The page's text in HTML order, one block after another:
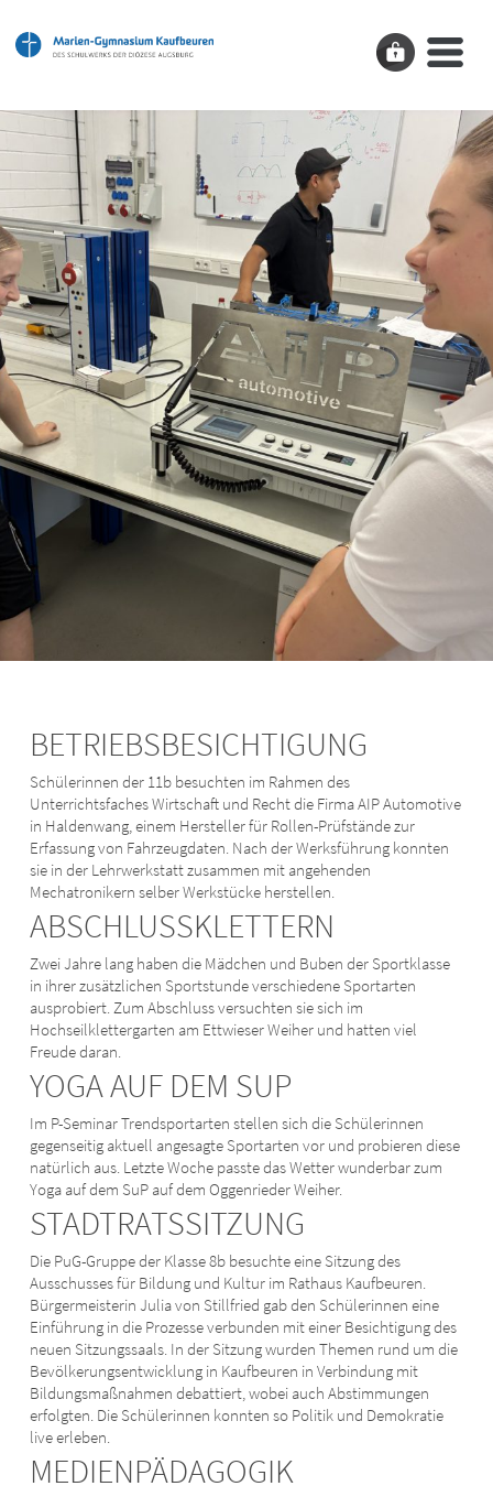
BETRIEBSBESICHTIGUNG
Schülerinnen der 11b besuchten im Rahmen des
Unterrichtsfaches Wirtschaft und Recht die Firma AIP Automotive
in Haldenwang, einem Hersteller für Rollen-Prüfstände zur
Erfassung von Fahrzeugdaten. Nach der Werksführung konnten
sie in der Lehrwerkstatt zusammen mit angehenden
Mechatronikern selber Werkstücke herstellen.
ABSCHLUSSKLETTERN
Zwei Jahre lang haben die Mädchen und Buben der Sportklasse
in ihrer zusätzlichen Sportstunde verschiedene Sportarten
ausprobiert. Zum Abschluss versuchten sie sich im
Hochseilklettergarten am Ettwieser Weiher und hatten viel
Freude daran.
YOGA AUF DEM SUP
Im P-Seminar Trendsportarten stellen sich die Schülerinnen
gegenseitig aktuell angesagte Sportarten vor und probieren diese
natürlich aus. Letzte Woche passte das Wetter wunderbar zum
Yoga auf dem SuP auf dem Oggenrieder Weiher.
STADTRATSSITZUNG
Die PuG-Gruppe der Klasse 8b besuchte eine Sitzung des
Ausschusses für Bildung und Kultur im Rathaus Kaufbeuren.
Bürgermeisterin Julia von Stillfried gab den Schülerinnen eine
Einführung in die Prozesse verbunden mit einer Besichtigung des
neuen Sitzungssaals. In der Sitzung wurden Themen rund um die
Bevölkerungsentwicklung in Kaufbeuren in Verbindung mit
Bildungsmaßnahmen debattiert, wobei auch Abstimmungen
erfolgten. Die Schülerinnen konnten so Politik und Demokratie
live erleben.
MEDIENPÄDAGOGIK